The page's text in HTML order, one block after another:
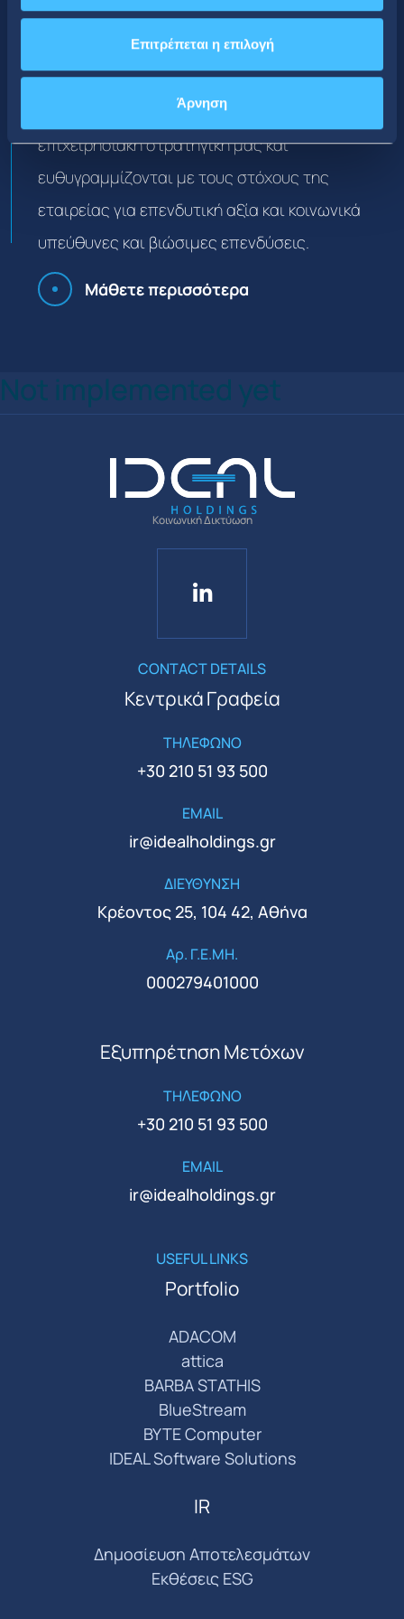
Επιτρέπεται η επιλογή
Άρνηση
Οι πολιτικές μας είναι σύμφωνες με την
επιχειρησιακή στρατηγική μας και
ευθυγραμμίζονται με τους στόχους της
εταιρείας για επενδυτική αξία και κοινωνικά
υπεύθυνες και βιώσιμες επενδύσεις.
Μάθετε περισσότερα
Not implemented yet
Κοινωνική Δικτύωση
CONTACT DETAILS
Κεντρικά Γραφεία
ΤΗΛΕΦΩΝΟ
+30 210 51 93 500
EMAIL
ir@idealholdings.gr
ΔΙΕΥΘΥΝΣΗ
Κρέοντος 25, 104 42, Αθήνα
Αρ. Γ.Ε.ΜΗ.
000279401000
Εξυπηρέτηση Μετόχων
ΤΗΛΕΦΩΝΟ
+30 210 51 93 500
EMAIL
ir@idealholdings.gr
USEFUL LINKS
Portfolio
ADACOM
attica
BARBA STATHIS
BlueStream
BYTE Computer
IDEAL Software Solutions
IR
Δημοσίευση Αποτελεσμάτων
Εκθέσεις ESG